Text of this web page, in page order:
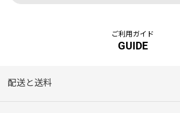
ご利用ガイド
GUIDE
配送と送料